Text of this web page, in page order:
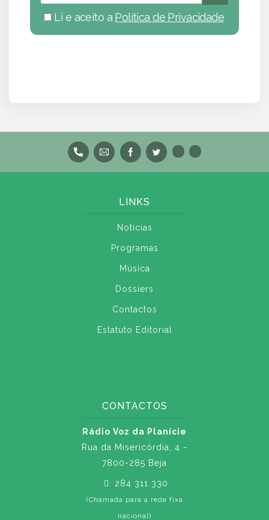
Li e aceito a Política de Privacidade
LINKS
Notícias
Programas
Música
Dossiers
Contactos
Estatuto Editorial
CONTACTOS
Rádio Voz da Planície
Rua da Misericórdia, 4 -
7800-285 Beja
284 311 330
(Chamada para a rede fixa
nacional)